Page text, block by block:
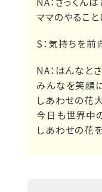
ママのやるこ
S：気持ちを前
NA： はんなとさ
みんなを笑顔
しあわせの花
今日も世界中
しあわせの花